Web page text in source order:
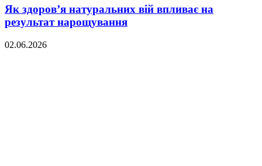
Як здоров’я натуральних вій впливає на
результат нарощування
02.06.2026